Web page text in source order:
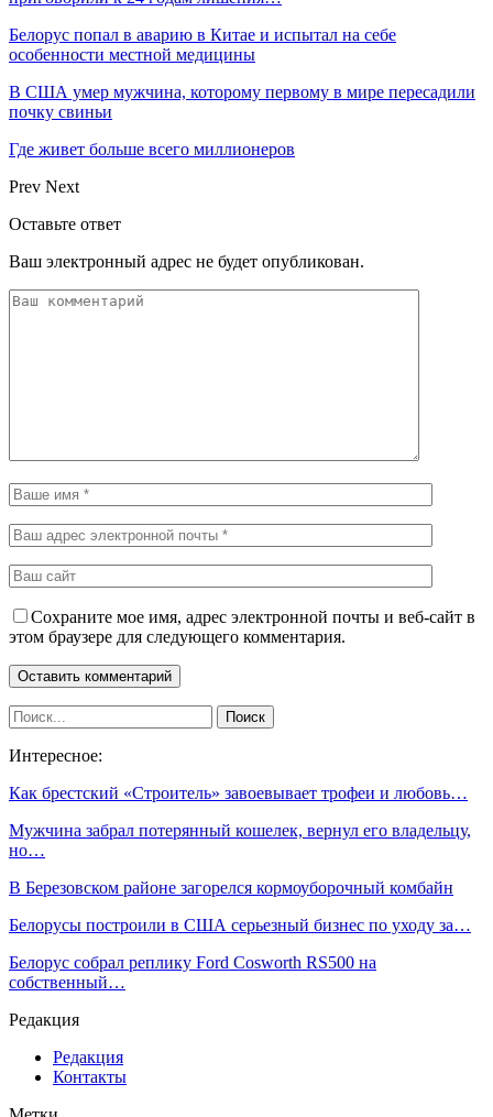
Белорус попал в аварию в Китае и испытал на себе
особенности местной медицины
В США умер мужчина, которому первому в мире пересадили
почку свиньи
Где живет больше всего миллионеров
Prev Next
Оставьте ответ
Ваш электронный адрес не будет опубликован.
Сохраните мое имя, адрес электронной почты и веб-сайт в
этом браузере для следующего комментария.
Интересное:
Как брестский «Строитель» завоевывает трофеи и любовь…
Мужчина забрал потерянный кошелек, вернул его владельцу,
но…
В Березовском районе загорелся кормоуборочный комбайн
Белорусы построили в США серьезный бизнес по уходу за…
Белорус собрал реплику Ford Cosworth RS500 на
собственный…
Редакция
Редакция
Контакты